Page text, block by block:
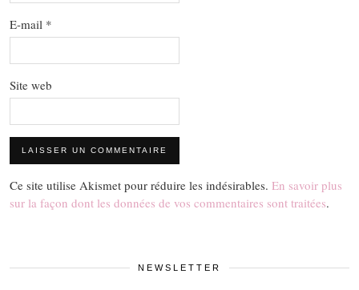
E-mail *
Site web
Ce site utilise Akismet pour réduire les indésirables. En savoir plus
sur la façon dont les données de vos commentaires sont traitées.
NEWSLETTER